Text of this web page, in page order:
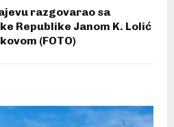
razgovarao sa
Republike Janom K. Lolić
(FOTO)